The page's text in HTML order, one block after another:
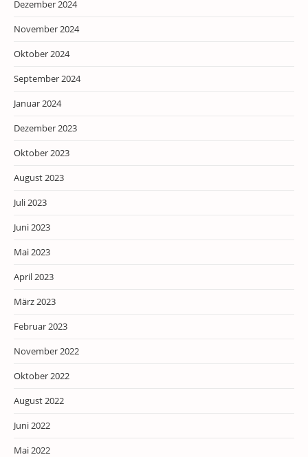
Dezember 2024
November 2024
Oktober 2024
September 2024
Januar 2024
Dezember 2023
Oktober 2023
August 2023
Juli 2023
Juni 2023
Mai 2023
April 2023
März 2023
Februar 2023
November 2022
Oktober 2022
August 2022
Juni 2022
Mai 2022